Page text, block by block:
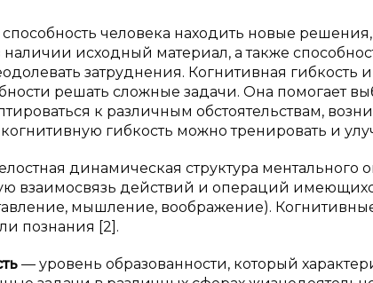
человека находить новые
исходный материал, а также
затруднения. Когнитивная гибкость
решать сложные задачи. Она помогает
к различным обстоятельствам,
гибкость можно тренировать и
динамическая структура ментального
взаимосвязь действий и операций
мышление, воображение).
познания [2].
— уровень образованности, который